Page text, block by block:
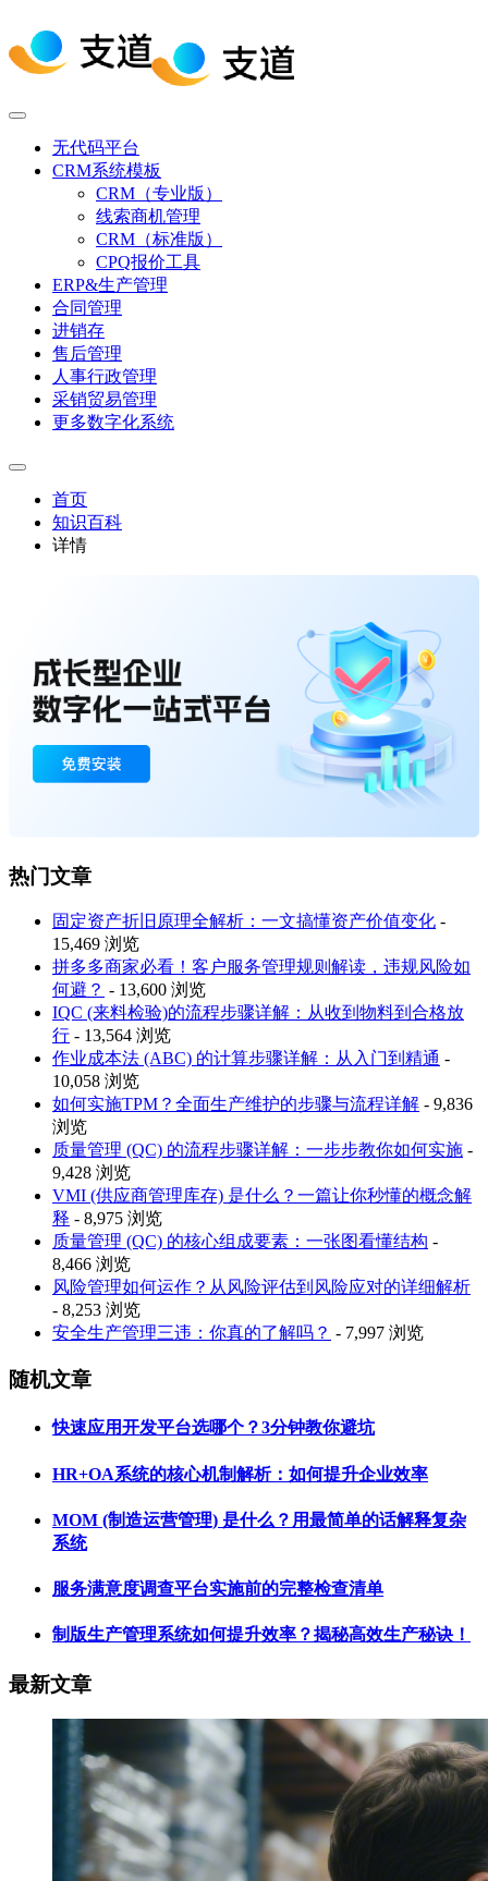
无代码平台
CRM系统模板
CRM（专业版）
线索商机管理
CRM（标准版）
CPQ报价工具
ERP&生产管理
合同管理
进销存
售后管理
人事行政管理
采销贸易管理
更多数字化系统
首页
知识百科
详情
热门文章
固定资产折旧原理全解析：一文搞懂资产价值变化 -
15,469 浏览
拼多多商家必看！客户服务管理规则解读，违规风险如
何避？ - 13,600 浏览
IQC (来料检验)的流程步骤详解：从收到物料到合格放
行 - 13,564 浏览
作业成本法 (ABC) 的计算步骤详解：从入门到精通 -
10,058 浏览
如何实施TPM？全面生产维护的步骤与流程详解 - 9,836
浏览
质量管理 (QC) 的流程步骤详解：一步步教你如何实施 -
9,428 浏览
VMI (供应商管理库存) 是什么？一篇让你秒懂的概念解
释 - 8,975 浏览
质量管理 (QC) 的核心组成要素：一张图看懂结构 -
8,466 浏览
风险管理如何运作？从风险评估到风险应对的详细解析
- 8,253 浏览
安全生产管理三违：你真的了解吗？ - 7,997 浏览
随机文章
快速应用开发平台选哪个？3分钟教你避坑
HR+OA系统的核心机制解析：如何提升企业效率
MOM (制造运营管理) 是什么？用最简单的话解释复杂
系统
服务满意度调查平台实施前的完整检查清单
制版生产管理系统如何提升效率？揭秘高效生产秘诀！
最新文章